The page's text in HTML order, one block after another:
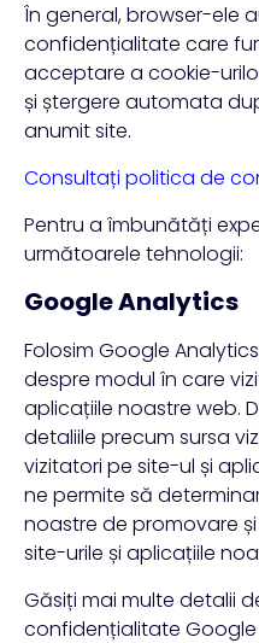
În general, browser-ele
confidențialitate care
acceptare a cookie-
și ștergere automata
anumit site.
Consultați politica de
Pentru a îmbunătăți
următoarele tehnologii:
Google Analytics
Folosim Google
despre modul în care
aplicațiile noastre web.
detaliile precum sursa
vizitatori pe site-ul și
ne permite să
noastre de promovare
site-urile și aplicațiile
Găsiți mai multe detalii
confidențialitate Google